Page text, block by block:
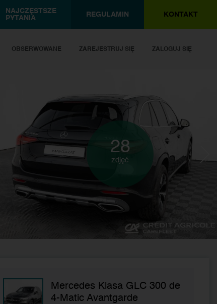
NAJCZĘSTSZE
PYTANIA
REGULAMIN KONTAKT
OBSERWOWANE ZAREJESTRUJ SIĘ ZALOGUJ SIĘ
28
zdjęć
Mercedes Klasa GLC 300 de
4-Matic Avantgarde